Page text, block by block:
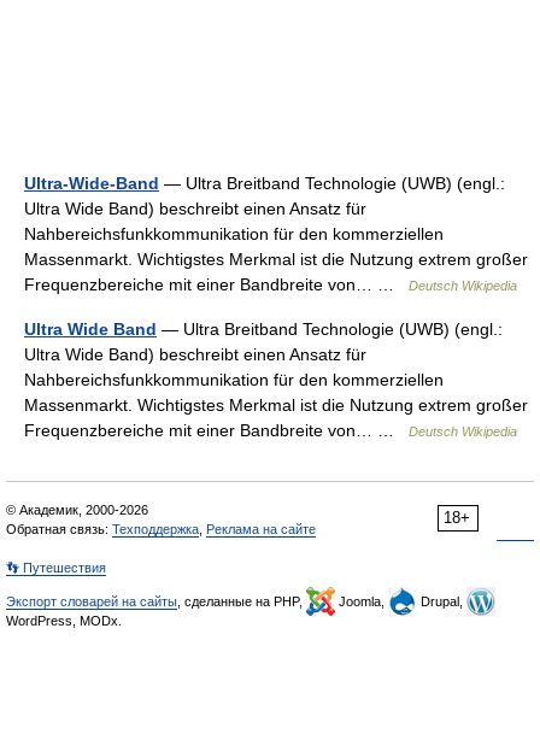
Ultra-Wide-Band — Ultra Breitband Technologie (UWB) (engl.:
Ultra Wide Band) beschreibt einen Ansatz für
Nahbereichsfunkkommunikation für den kommerziellen
Massenmarkt. Wichtigstes Merkmal ist die Nutzung extrem großer
Frequenzbereiche mit einer Bandbreite von… …
Deutsch Wikipedia
Ultra Wide Band — Ultra Breitband Technologie (UWB) (engl.:
Ultra Wide Band) beschreibt einen Ansatz für
Nahbereichsfunkkommunikation für den kommerziellen
Massenmarkt. Wichtigstes Merkmal ist die Nutzung extrem großer
Frequenzbereiche mit einer Bandbreite von… …
Deutsch Wikipedia
18+
© Академик, 2000-2026
Обратная связь: Техподдержка Реклама на сайте
👣 Путешествия
Экспорт словарей на сайты , сделанные на PHP, Joomla,
Drupal,
WordPress, MODx.